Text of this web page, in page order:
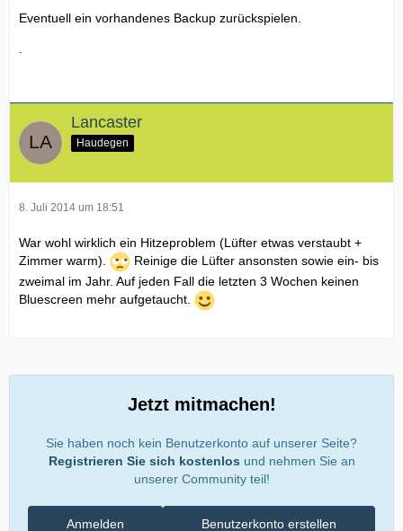
Eventuell ein vorhandenes Backup zurückspielen.
.
Lancaster
Haudegen
8. Juli 2014 um 18:51
War wohl wirklich ein Hitzeproblem (Lüfter etwas verstaubt +
Zimmer warm).
Reinige die Lüfter ansonsten sowie ein- bis
zweimal im Jahr. Auf jeden Fall die letzten 3 Wochen keinen
Bluescreen mehr aufgetaucht.
Jetzt mitmachen!
Sie haben noch kein Benutzerkonto auf unserer Seite?
Registrieren Sie sich kostenlos und nehmen Sie an
unserer Community teil!
Benutzerkonto erstellen
Anmelden